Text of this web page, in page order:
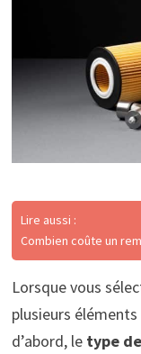
Lire aussi :
Combien coûte un
Lorsque vous
plusieurs
d’abord, le type